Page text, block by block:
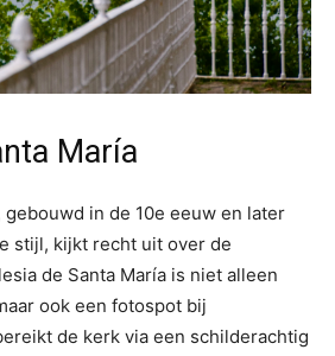
María
in de 10e eeuw en later
stijl, kijkt recht uit over de
de Santa María is niet alleen
ook een fotospot bij
de kerk via een schilderachtig